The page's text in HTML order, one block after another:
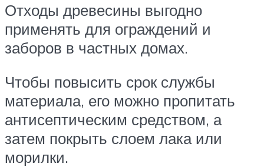
Отходы древесины выгодно
применять для ограждений и
заборов в частных домах.
Чтобы повысить срок службы
материала, его можно пропитать
антисептическим средством, а
затем покрыть слоем лака или
морилки.